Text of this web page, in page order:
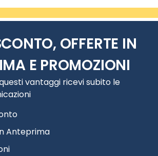
OFFERTE IN
E PROMOZIONI
vantaggi ricevi subito le
Anteprima